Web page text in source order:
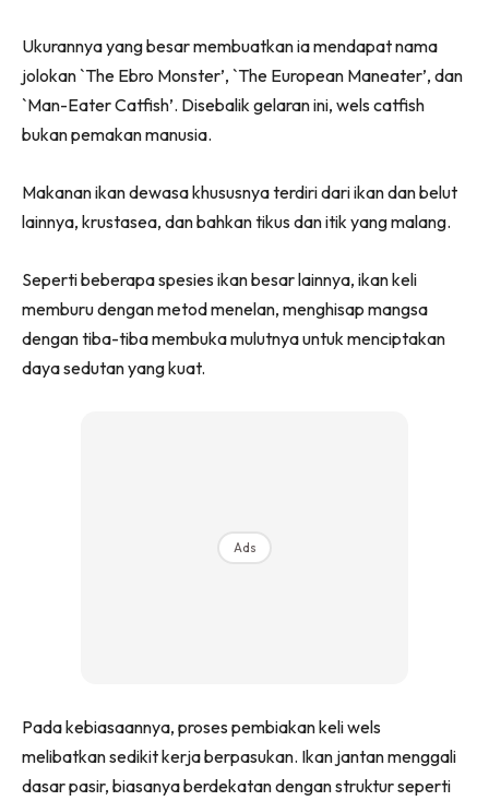
Ukurannya yang besar membuatkan ia mendapat nama
jolokan `The Ebro Monster’, `The European Maneater’, dan
`Man-Eater Catfish’. Disebalik gelaran ini, wels catfish
bukan pemakan manusia.
Makanan ikan dewasa khususnya terdiri dari ikan dan belut
lainnya, krustasea, dan bahkan tikus dan itik yang malang.
Seperti beberapa spesies ikan besar lainnya, ikan keli
memburu dengan metod menelan, menghisap mangsa
dengan tiba-tiba membuka mulutnya untuk menciptakan
daya sedutan yang kuat.
Ads
Pada kebiasaannya, proses pembiakan keli wels
melibatkan sedikit kerja berpasukan. Ikan jantan menggali
dasar pasir, biasanya berdekatan dengan struktur seperti